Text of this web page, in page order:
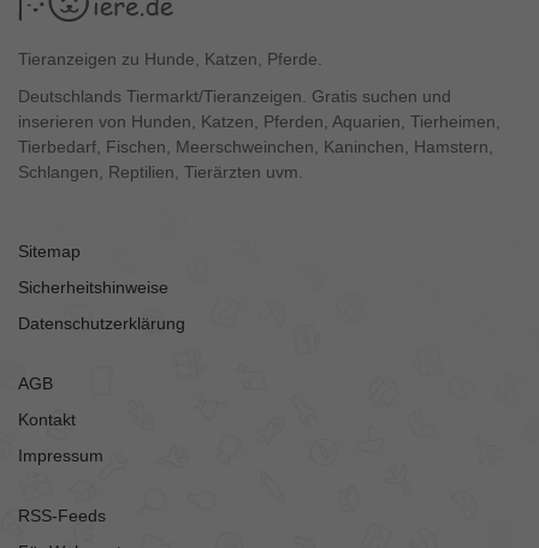
Tieranzeigen zu Hunde, Katzen, Pferde.
Deutschlands Tiermarkt/Tieranzeigen. Gratis suchen und
inserieren von Hunden, Katzen, Pferden, Aquarien, Tierheimen,
Tierbedarf, Fischen, Meerschweinchen, Kaninchen, Hamstern,
Schlangen, Reptilien, Tierärzten uvm.
Sitemap
Sicherheitshinweise
Datenschutzerklärung
AGB
Kontakt
Impressum
RSS-Feeds